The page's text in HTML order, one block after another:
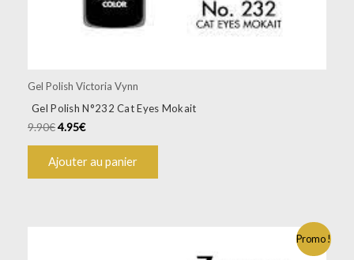
Gel Polish Victoria Vynn
Gel Polish N°232 Cat Eyes Mokait
9.90€4.95€
Ajouter au panier
Promo !